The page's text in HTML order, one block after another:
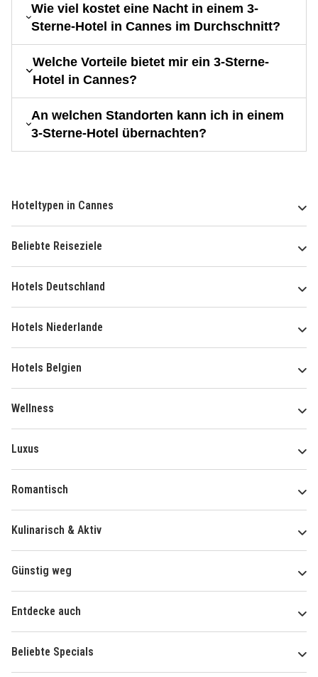
Wie viel kostet eine Nacht in einem 3-
Sterne-Hotel in Cannes im Durchschnitt?
Welche Vorteile bietet mir ein 3-Sterne-
Hotel in Cannes?
An welchen Standorten kann ich in einem
3-Sterne-Hotel übernachten?
Hoteltypen in Cannes
Beliebte Reiseziele
Hotels Deutschland
Hotels Niederlande
Hotels Belgien
Wellness
Luxus
Romantisch
Kulinarisch & Aktiv
Günstig weg
Entdecke auch
Beliebte Specials